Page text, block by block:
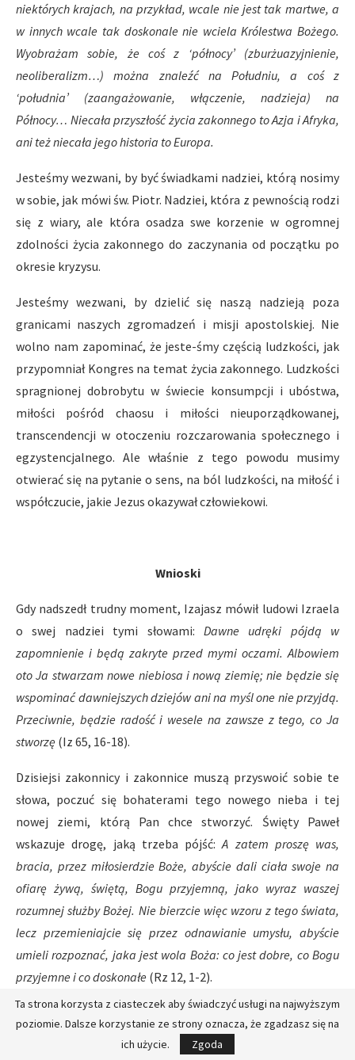
niektórych krajach, na przykład, wcale nie jest tak martwe, a
w innych wcale tak doskonale nie wciela Królestwa Bożego.
Wyobrażam sobie, że coś z ‘północy’ (zburżuazyjnienie,
neoliberalizm…) można znaleźć na Południu, a coś z
‘południa’ (zaangażowanie, włączenie, nadzieja) na
Północy… Niecała przyszłość życia zakonnego to Azja i Afryka,
ani też niecała jego historia to Europa.
Jesteśmy wezwani, by być świadkami nadziei, którą nosimy
w sobie, jak mówi św. Piotr. Nadziei, która z pewnością rodzi
się z wiary, ale która osadza swe korzenie w ogromnej
zdolności życia zakonnego do zaczynania od początku po
okresie kryzysu.
Jesteśmy wezwani, by dzielić się naszą nadzieją poza
granicami naszych zgromadzeń i misji apostolskiej. Nie
wolno nam zapominać, że jeste-śmy częścią ludzkości, jak
przypomniał Kongres na temat życia zakonnego. Ludzkości
spragnionej dobrobytu w świecie konsumpcji i ubóstwa,
miłości pośród chaosu i miłości nieuporządkowanej,
transcendencji w otoczeniu rozczarowania społecznego i
egzystencjalnego. Ale właśnie z tego powodu musimy
otwierać się na pytanie o sens, na ból ludzkości, na miłość i
współczucie, jakie Jezus okazywał człowiekowi.
Wnioski
Gdy nadszedł trudny moment, Izajasz mówił ludowi Izraela
o swej nadziei tymi słowami: Dawne udręki pójdą w
zapomnienie i będą zakryte przed mymi oczami. Albowiem
oto Ja stwarzam nowe niebiosa i nową ziemię; nie będzie się
wspominać dawniejszych dziejów ani na myśl one nie przyjdą.
Przeciwnie, będzie radość i wesele na zawsze z tego, co Ja
stworzę (Iz 65, 16-18).
Dzisiejsi zakonnicy i zakonnice muszą przyswoić sobie te
słowa, poczuć się bohaterami tego nowego nieba i tej
nowej ziemi, którą Pan chce stworzyć. Święty Paweł
wskazuje drogę, jaką trzeba pójść:A zatem proszę was,
bracia, przez miłosierdzie Boże, abyście dali ciała swoje na
ofiarę żywą, świętą, Bogu przyjemną, jako wyraz waszej
rozumnej służby Bożej. Nie bierzcie więc wzoru z tego świata,
lecz przemieniajcie się przez odnawianie umysłu, abyście
umieli rozpoznać, jaka jest wola Boża: co jest dobre, co Bogu
przyjemne i co doskonałe (Rz 12, 1-2).
Chodzi zatem o przemienienie według wzoru zakonnego,
który zakłada bezwarunkowe oddanie się miłości, całkowitą
ofiarę z siebie, poczucie, że jest się owładniętym Absolutem
Ta strona korzysta z ciasteczek aby świadczyć usługi na najwyższym
poziomie. Dalsze korzystanie ze strony oznacza, że zgadzasz się na
ich użycie.
Zgoda